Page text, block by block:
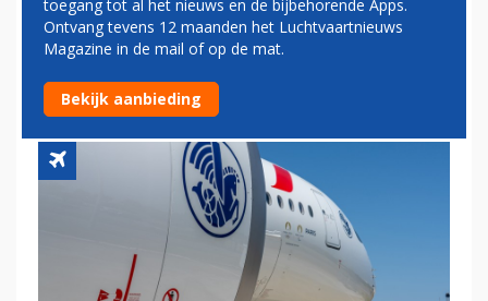
AIR FRANCE SCHORT
VLUCHTEN NAAR
MADAGASKAR OP
toegang tot al het nieuws en de bijbehorende Apps.
Ontvang tevens 12 maanden het Luchtvaartnieuws
Magazine in de mail of op de mat.
Bekijk aanbieding